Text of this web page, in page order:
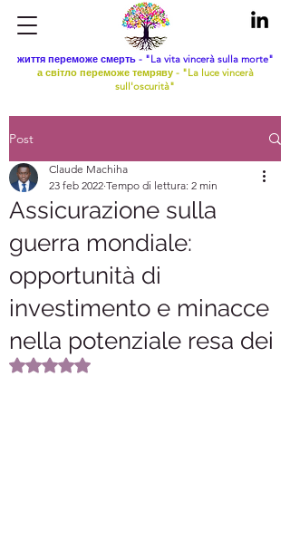
життя переможе смерть - "La vita vincerà sulla morte"
а світло переможе темряву - "La luce vincerà
sull'oscurità"
Post
Assicurazione sulla
guerra mondiale:
opportunità di
investimento e minacce
nella potenziale resa dei
Claude Machiha
23 feb 2022 Tempo di lettura: 2 min
Valutazione NaN stelle su 5.